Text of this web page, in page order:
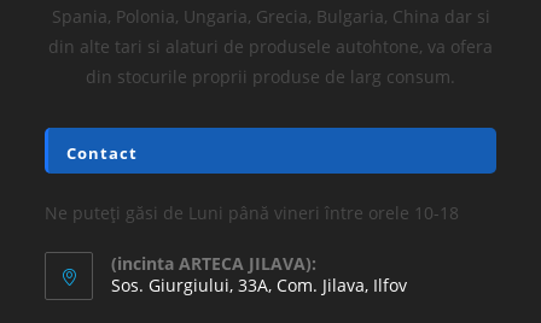
Spania, Polonia, Ungaria, Grecia, Bulgaria, China dar si
din alte tari si alaturi de produsele autohtone, va ofera
din stocurile proprii produse de larg consum.
Contact
Ne puteți găsi de Luni până vineri între orele 10-18
(incinta ARTECA JILAVA):
Sos. Giurgiului, 33A, Com. Jilava, Ilfov